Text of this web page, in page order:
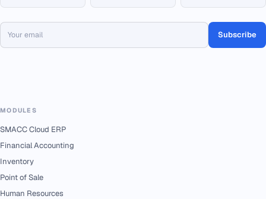
Subscribe
MODULES
SMACC Cloud ERP
Financial Accounting
Inventory
Point of Sale
Human Resources